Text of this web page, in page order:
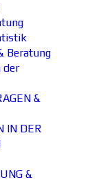
Beratung
der
&
IN DER
&